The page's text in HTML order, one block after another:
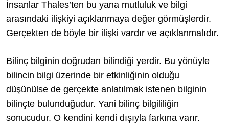
İnsanlar Thales’ten bu yana mutluluk ve bilgi
arasındaki ilişkiyi açıklanmaya değer görmüşlerdir.
Gerçekten de böyle bir ilişki vardır ve açıklanmalıdır.
Bilinç bilginin doğrudan bilindiği yerdir. Bu yönüyle
bilincin bilgi üzerinde bir etkinliğinin olduğu
düşünülse de gerçekte anlatılmak istenen bilginin
bilinçte bulunduğudur. Yani bilinç bilgililiğin
sonucudur. O kendini kendi dışıyla farkına varır.